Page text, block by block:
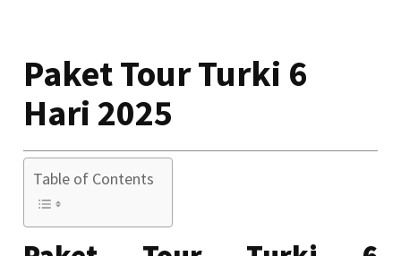
Paket Tour Turki 6
Hari 2025
Table of Contents